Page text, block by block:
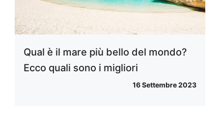
Qual è il mare più bello del mondo?
Ecco quali sono i migliori
16 Settembre 2023